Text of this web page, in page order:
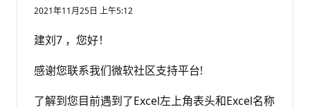
2021年11月25日 上午5:12
建刘7 ，您好！
感谢您联系我们微软社区支持平台!
了解到您目前遇到了Excel左上角表头和Excel名称